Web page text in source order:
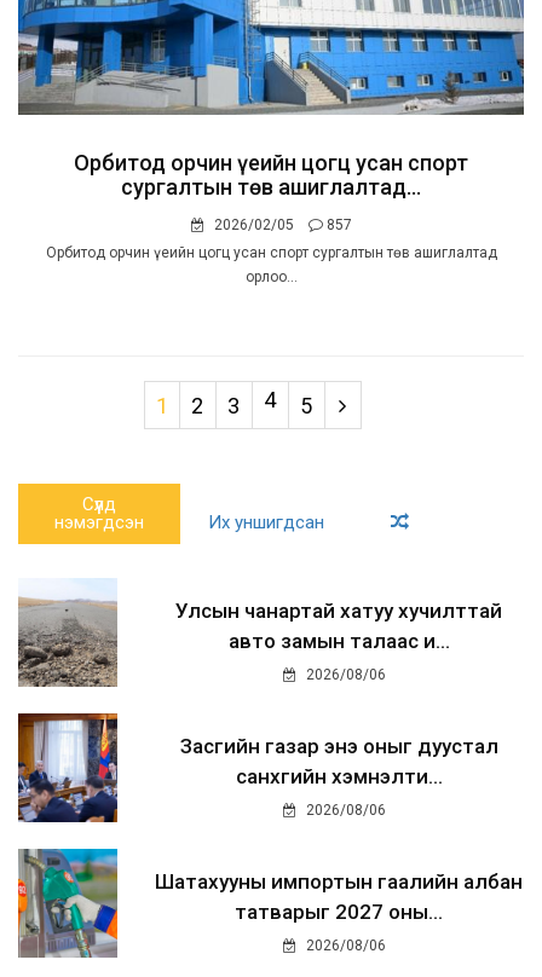
Орбитод орчин үеийн цогц усан спорт
сургалтын төв ашиглалтад...
2026/02/05
857
Орбитод орчин үеийн цогц усан спорт сургалтын төв ашиглалтад
орлоо...
1 2 3 4 5
Сүүлд
нэмэгдсэн
Их уншигдсан
Улсын чанартай хатуу хучилттай
авто замын талаас и...
2026/08/06
Засгийн газар энэ оныг дуустал
санхүүгийн хэмнэлти...
2026/08/06
Шатахууны импортын гаалийн албан
татварыг 2027 оны...
2026/08/06